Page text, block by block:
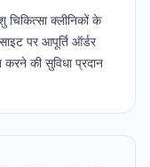
चिकित्सा क्लीनिकों के
पर आपूर्ति ऑर्डर
की सुविधा प्रदान